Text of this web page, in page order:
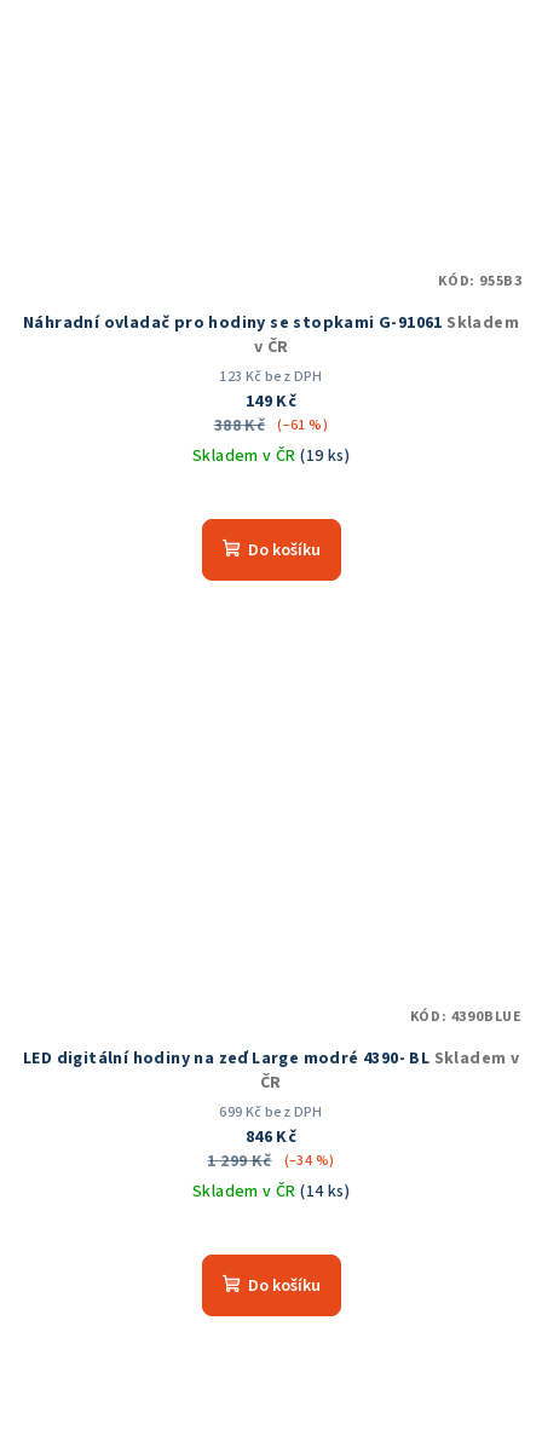
Náhradní ovladač pro hodiny se stopkami G-91061 Skladem
v ČR
123 Kč bez DPH
149 Kč
388 Kč (–61 %)
Skladem v ČR(19 ks)
Do košíku
KÓD: 955B3
LED digitální hodiny na zeď Large modré 4390- BL Skladem v
ČR
699 Kč bez DPH
846 Kč
1 299 Kč
(–34 %)
Skladem v ČR(14 ks)
Do košíku
KÓD: 4390BLUE